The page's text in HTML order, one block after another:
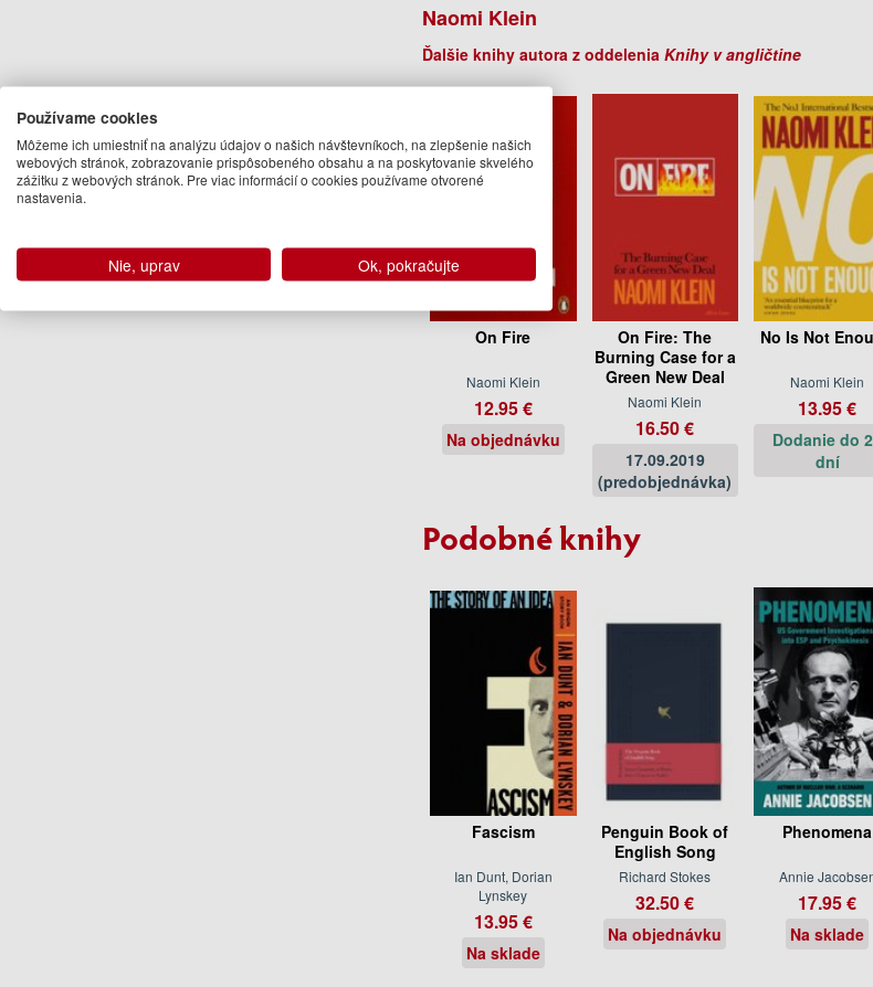
Naomi Klein
Ďalšie knihy autora z oddelenia Knihy v angličtine
On Fire
Naomi Klein
12.95 €
Na objednávku
On Fire: The
Burning Case for a
Green New Deal
Naomi Klein
16.50 €
17.09.2019
(predobjednávka)
No Is Not
Naomi Klein
13.95 €
Dodanie do
dní
Podobné knihy
Fascism
Ian Dunt, Dorian
Lynskey
13.95 €
Na sklade
Penguin Book of
English Song
Richard Stokes
32.50 €
Na objednávku
Phenomena
Annie
17.95 €
Na sklade
Používame cookies
Môžeme ich umiestniť na analýzu údajov o našich návštevníkoch, na zlepšenie našich
webových stránok, zobrazovanie prispôsobeného obsahu a na poskytovanie skvelého
zážitku z webových stránok. Pre viac informácií o cookies používame otvorené
nastavenia.
Nie, uprav Ok, pokračujte